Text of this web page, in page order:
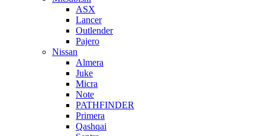
ASX
Lancer
Outlender
Pajero
Nissan
Almera
Juke
Micra
Note
PATHFINDER
Primera
Qashqai